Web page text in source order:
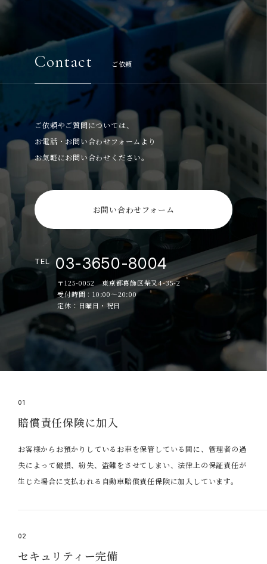
Contact ご依頼
ご依頼やご質問については、
お電話・お問い合わせフォームより
お気軽にお問い合わせください。
お問い合わせフォーム
TEL 03-3650-8004
〒125-0052 東京都葛飾区柴又4-35-2
受付時間：10:00～20:00
定休：日曜日・祝日
01
賠償責任保険に加入
お客様からお預かりしているお車を保管している間に、管理者の過
失によって破損、紛失、盗難をさせてしまい、法律上の保証責任が
生じた場合に支払われる自動車賠償責任保険に加入しています。
02
セキュリティー完備